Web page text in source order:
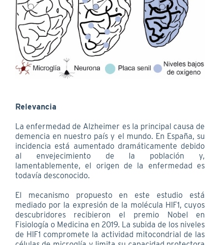
Relevancia
La enfermedad de Alzheimer es la principal causa de
demencia en nuestro país y el mundo. En España, su
incidencia está aumentado dramáticamente debido
al envejecimiento de la población y,
lamentablemente, el origen de la enfermedad es
todavía desconocido.
El mecanismo propuesto en este estudio está
mediado por la expresión de la molécula HIF1, cuyos
descubridores recibieron el premio Nobel en
Fisiología o Medicina en 2019. La subida de los niveles
de HIF1 compromete la actividad mitocondrial de las